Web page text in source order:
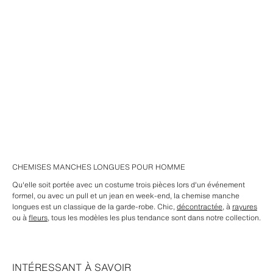
CHEMISES MANCHES LONGUES POUR HOMME
Qu'elle soit portée avec un costume trois pièces lors d'un événement
formel, ou avec un pull et un jean en week-end, la chemise manche
longues est un classique de la garde-robe. Chic,décontractée, à rayures
ou àfleurs, tous les modèles les plus tendance sont dans notre collection.
INTÉRESSANT À SAVOIR